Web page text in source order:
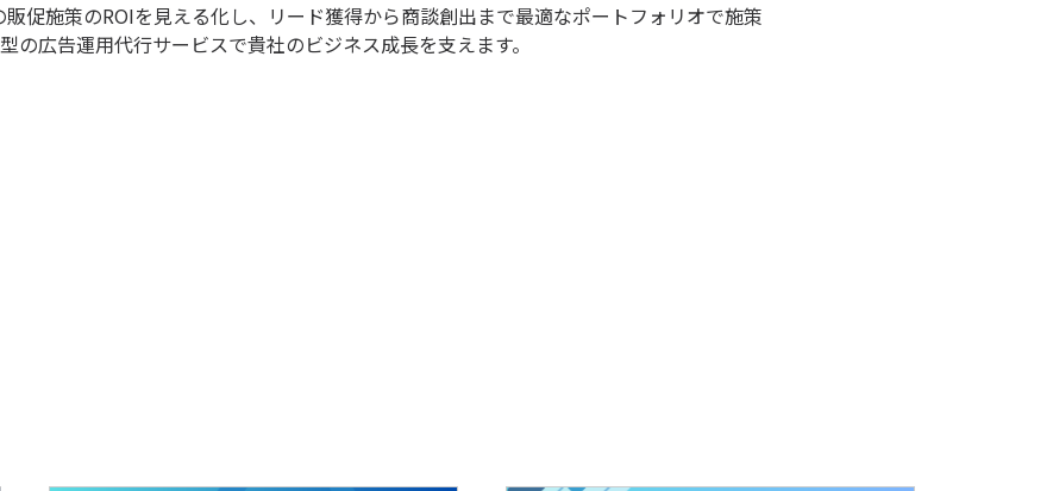
販促施策のROIを見える化し、リード獲得から商談創出まで最適なポートフォリオで施策
の広告運用代行サービスで貴社のビジネス成長を支えます。